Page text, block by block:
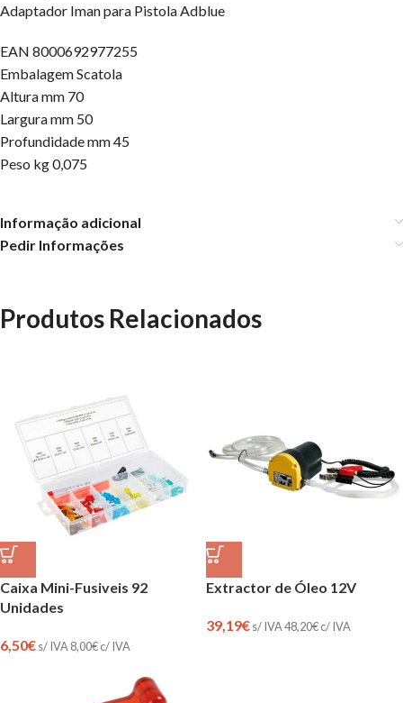
Adaptador Iman para Pistola Adblue
EAN 8000692977255
Embalagem Scatola
Altura mm 70
Largura mm 50
Profundidade mm 45
Peso kg 0,075
Informação adicional
Pedir Informações
Produtos Relacionados
Caixa Mini-Fusiveis 92
Unidades
6,50€s/ IVA 8,00€c/ IVA
Extractor de Óleo 12V
39,19€s/ IVA48,20€c/ IVA